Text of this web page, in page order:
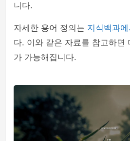
니다.
자세한 용어 정의는 지식백과에
다. 이와 같은 자료를 참고하면
가 가능해집니다.